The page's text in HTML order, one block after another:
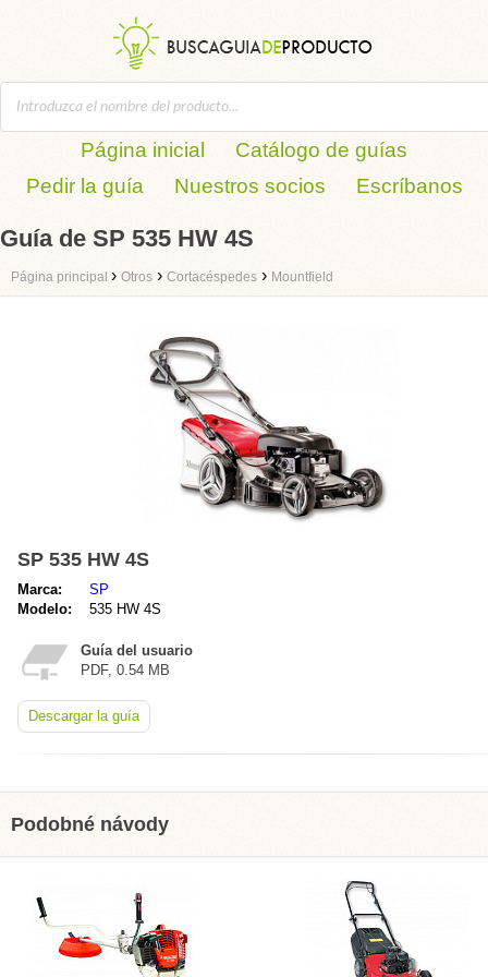
Página inicial
Catálogo de guías
Pedir la guía
Nuestros socios Escríbanos
Guía de SP 535 HW 4S
Página principal › Otros › Cortacéspedes › Mountfield
SP 535 HW 4S
Marca:
SP
Modelo:
535 HW 4S
Guía del usuario
PDF, 0.54 MB
Descargar la guía
Podobné návody